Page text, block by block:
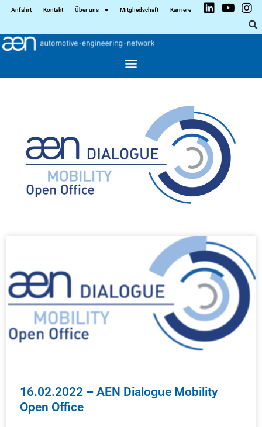
Anfahrt Kontakt Über uns Mitgliedschaft Karriere
16.02.2022 – AEN Dialogue Mobility
Open Office